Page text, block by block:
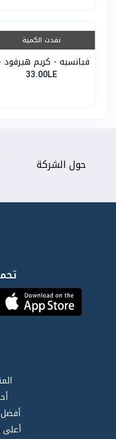
نفدت الكمية
فيانسيه - كريم هيرفود
33.00LE
حول الشركة
أفضل
أعلى